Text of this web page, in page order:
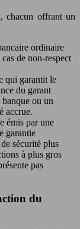
chacun offrant un
ordinaire
de non-respect
qui garantit le
du garant
ou un
accrue.
émis par une
garantie
sécurité plus
à plus gros
pas
du